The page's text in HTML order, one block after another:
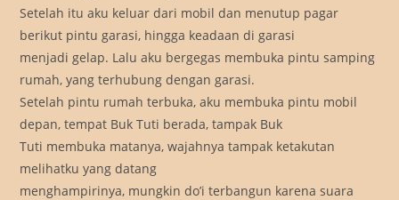
Setelah itu aku keluar dari mobil dan menutup pagar
berikut pintu garasi, hingga keadaan di garasi
menjadi gelap. Lalu aku bergegas membuka pintu samping
rumah, yang terhubung dengan garasi.
Setelah pintu rumah terbuka, aku membuka pintu mobil
depan, tempat Buk Tuti berada, tampak Buk
Tuti membuka matanya, wajahnya tampak ketakutan
melihatku yang datang
menghampirinya, mungkin do’i terbangun karena suara